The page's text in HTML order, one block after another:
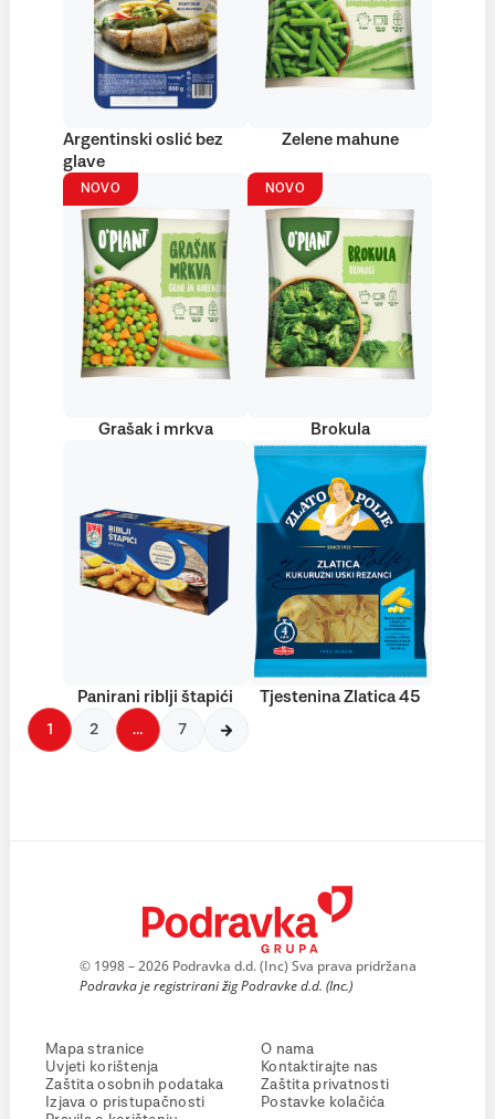
Argentinski oslić bez
glave
Zelene mahune
NOVO
Grašak i mrkva
NOVO
Brokula
Panirani riblji štapići Tjestenina Zlatica 45
1 2 … 7
© 1998 – 2026 Podravka d.d. (Inc) Sva prava pridržana
Podravka je registrirani žig Podravke d.d. (Inc.)
Mapa stranice
Uvjeti korištenja
Zaštita osobnih podataka
Izjava o pristupačnosti
O nama
Kontaktirajte nas
Zaštita privatnosti
Postavke kolačića